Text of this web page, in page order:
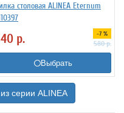
столовая ALINEA Eternum
р. -7 %
580р.
Выбрать
серии ALINEA